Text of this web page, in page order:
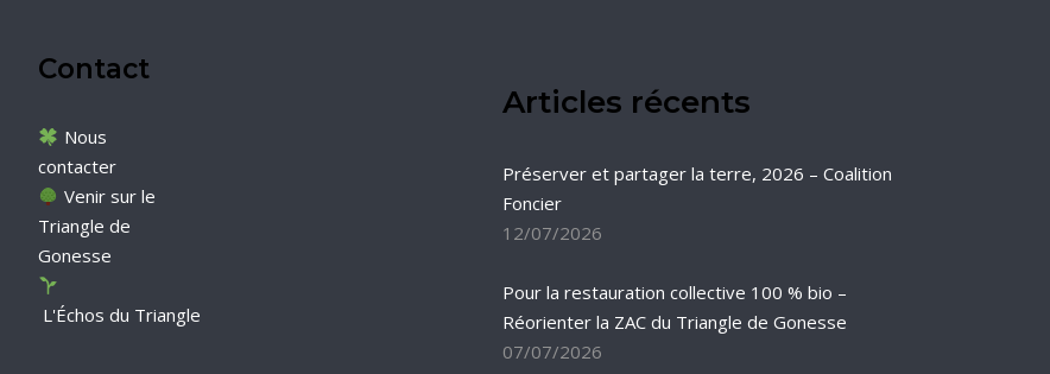
Contact
Nous
contacter
Venir sur le
Triangle de
Gonesse
L'Échos du Triangle
Articles récents
Préserver et partager la terre, 2026 – Coalition
Foncier
12/07/2026
Pour la restauration collective 100 % bio –
Réorienter la ZAC du Triangle de Gonesse
07/07/2026